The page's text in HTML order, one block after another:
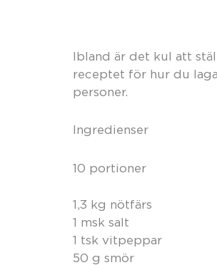
Ibland är det kul att
receptet för hur du
personer.
Ingredienser
10 portioner
1,3 kg nötfärs
1 msk salt
1 tsk vitpeppar
50 g smör